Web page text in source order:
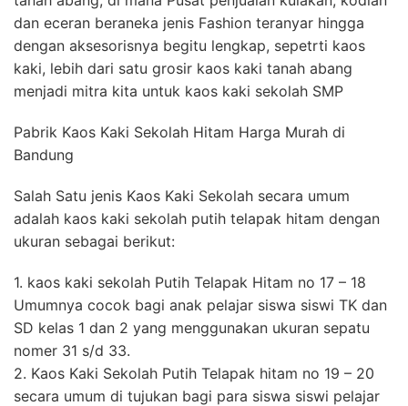
dan eceran beraneka jenis Fashion teranyar hingga
dengan aksesorisnya begitu lengkap, sepetrti kaos
kaki, lebih dari satu grosir kaos kaki tanah abang
menjadi mitra kita untuk kaos kaki sekolah SMP
Pabrik Kaos Kaki Sekolah Hitam Harga Murah di
Bandung
Salah Satu jenis Kaos Kaki Sekolah secara umum
adalah kaos kaki sekolah putih telapak hitam dengan
ukuran sebagai berikut:
1. kaos kaki sekolah Putih Telapak Hitam no 17 – 18
Umumnya cocok bagi anak pelajar siswa siswi TK dan
SD kelas 1 dan 2 yang menggunakan ukuran sepatu
nomer 31 s/d 33.
2. Kaos Kaki Sekolah Putih Telapak hitam no 19 – 20
secara umum di tujukan bagi para siswa siswi pelajar